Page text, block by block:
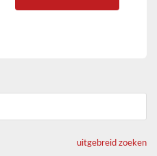
uitgebreid zoeken